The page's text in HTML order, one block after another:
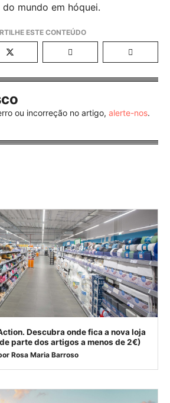
mundo em hóquei.
ou incorreção no artigo, alerte-nos.
Descubra onde fica a nova loja
parte dos artigos a menos de 2€)
Rosa Maria Barroso